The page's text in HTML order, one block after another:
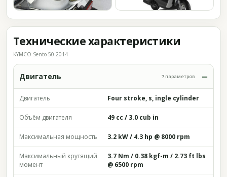
Технические характеристики
KYMCO Sento 50 2014
Двигатель 7 параметров
Двигатель Four stroke, s, ingle cylinder
Объём двигателя 49 cc / 3.0 cub in
Максимальная мощность 3.2 kW / 4.3 hp @ 8000 rpm
Максимальный крутящий
момент
3.7 Nm / 0.38 kgf-m / 2.73 ft lbs
@ 6500 rpm